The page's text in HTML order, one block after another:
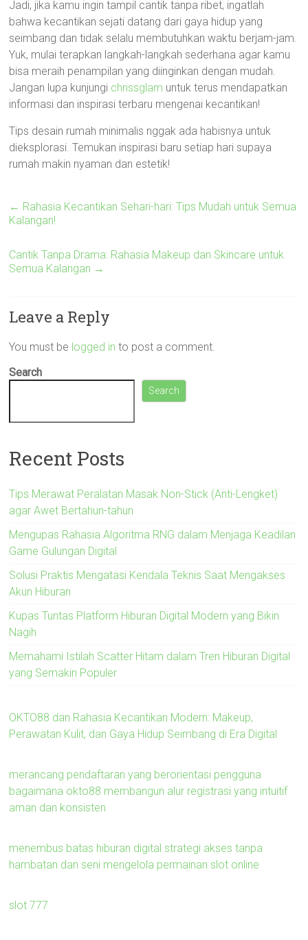
Jadi, jika kamu ingin tampil cantik tanpa ribet, ingatlah
bahwa kecantikan sejati datang dari gaya hidup yang
seimbang dan tidak selalu membutuhkan waktu berjam-jam.
Yuk, mulai terapkan langkah-langkah sederhana agar kamu
bisa meraih penampilan yang diinginkan dengan mudah.
Jangan lupa kunjungi chrissglam untuk terus mendapatkan
informasi dan inspirasi terbaru mengenai kecantikan!
Tips desain rumah minimalis nggak ada habisnya untuk
dieksplorasi. Temukan inspirasi baru setiap hari supaya
rumah makin nyaman dan estetik!
← Rahasia Kecantikan Sehari-hari: Tips Mudah untuk Semua
Kalangan!
Cantik Tanpa Drama: Rahasia Makeup dan Skincare untuk
Semua Kalangan →
Leave a Reply
You must be logged in to post a comment.
Search
Search
Recent Posts
Tips Merawat Peralatan Masak Non-Stick (Anti-Lengket)
agar Awet Bertahun-tahun
Mengupas Rahasia Algoritma RNG dalam Menjaga Keadilan
Game Gulungan Digital
Solusi Praktis Mengatasi Kendala Teknis Saat Mengakses
Akun Hiburan
Kupas Tuntas Platform Hiburan Digital Modern yang Bikin
Nagih
Memahami Istilah Scatter Hitam dalam Tren Hiburan Digital
yang Semakin Populer
OKTO88 dan Rahasia Kecantikan Modern: Makeup,
Perawatan Kulit, dan Gaya Hidup Seimbang di Era Digital
merancang pendaftaran yang berorientasi pengguna
bagaimana okto88 membangun alur registrasi yang intuitif
aman dan konsisten
menembus batas hiburan digital strategi akses tanpa
hambatan dan seni mengelola permainan slot online
slot 777